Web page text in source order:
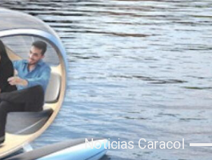
Noticias Caracol